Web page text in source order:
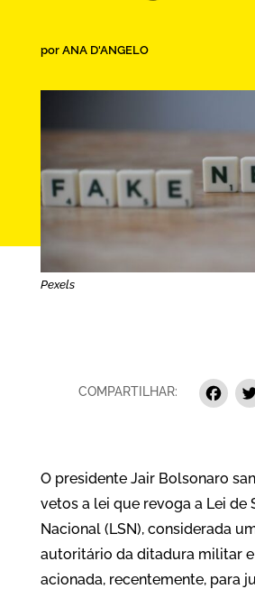
por ANA D'ANGELO
Pexels
COMPARTILHAR:
O presidente Jair Bolsonaro
vetos a lei que revoga a Lei de
Nacional (LSN), considerada
autoritário da ditadura militar
acionada, recentemente, para